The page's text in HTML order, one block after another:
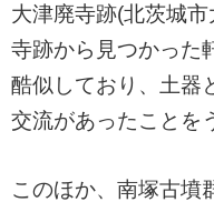
大津廃寺跡(北茨城
寺跡から見つかった
酷似しており、土器
交流があったことを
このほか、南塚古墳